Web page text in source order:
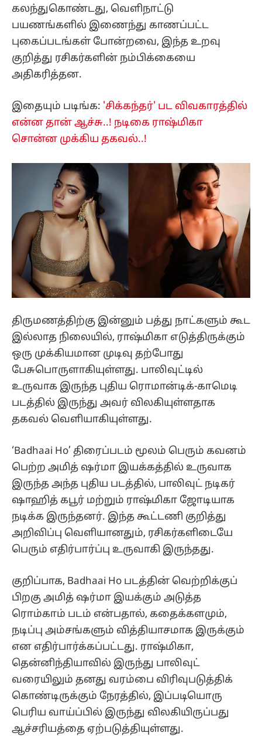
கலந்துகொண்டது, வெளிநாட்டு
பயணங்களில் இணைந்து காணப்பட்ட
புகைப்படங்கள் போன்றவை, இந்த உறவு
குறித்து ரசிகர்களின் நம்பிக்கையை
அதிகரித்தன.
இதையும் படிங்க: 'சிக்கந்தர்' பட விவகாரத்தில்
என்ன தான் ஆச்சு..! நடிகை ராஷ்மிகா
சொன்ன முக்கிய தகவல்..!
திருமணத்திற்கு இன்னும் பத்து நாட்களும் கூட
இல்லாத நிலையில், ராஷ்மிகா எடுத்திருக்கும்
ஒரு முக்கியமான முடிவு தற்போது
பேசுபொருளாகியுள்ளது. பாலிவுட்டில்
உருவாக இருந்த புதிய ரொமான்டிக்-காமெடி
படத்தில் இருந்து அவர் விலகியுள்ளதாக
தகவல் வெளியாகியுள்ளது.
‘Badhaai Ho’ திரைப்படம் மூலம் பெரும் கவனம்
பெற்ற அமித் ஷர்மா இயக்கத்தில் உருவாக
இருந்த அந்த புதிய படத்தில், பாலிவுட் நடிகர்
ஷாஹித் கபூர் மற்றும் ராஷ்மிகா ஜோடியாக
நடிக்க இருந்தனர். இந்த கூட்டணி குறித்து
அறிவிப்பு வெளியானதும், ரசிகர்களிடையே
பெரும் எதிர்பார்ப்பு உருவாகி இருந்தது.
குறிப்பாக, Badhaai Ho படத்தின் வெற்றிக்குப்
பிறகு அமித் ஷர்மா இயக்கும் அடுத்த
ரொம்காம் படம் என்பதால், கதைக்களமும்,
நடிப்பு அம்சங்களும் வித்தியாசமாக இருக்கும்
என எதிர்பார்க்கப்பட்டது. ராஷ்மிகா,
தென்னிந்தியாவில் இருந்து பாலிவுட்
வரையிலும் தனது வரம்பை விரிவுபடுத்திக்
கொண்டிருக்கும் நேரத்தில், இப்படியொரு
பெரிய வாய்ப்பில் இருந்து விலகியிருப்பது
ஆச்சரியத்தை ஏற்படுத்தியுள்ளது.